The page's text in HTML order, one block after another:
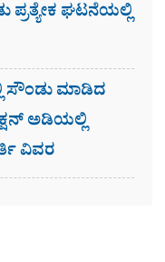
ಪ್ರತ್ಯೇಕ ಘಟನೆಯಲ್ಲಿ
ಸೌಂಡು ಮಾಡಿದ
ಅಡಿಯಲ್ಲಿ
ವಿವರ